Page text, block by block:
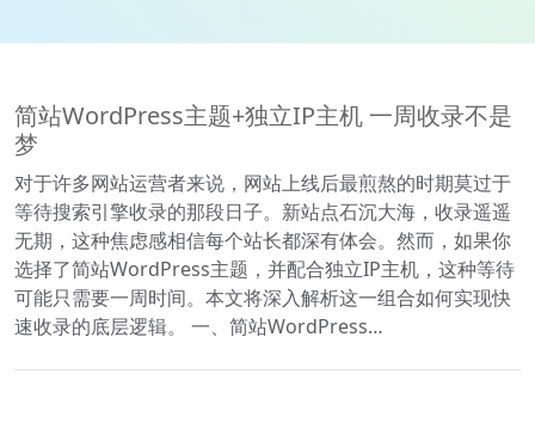
简站WordPress主题+独立IP主机 一周收录不是
梦
对于许多网站运营者来说，网站上线后最煎熬的时期莫过于
等待搜索引擎收录的那段日子。新站点石沉大海，收录遥遥
无期，这种焦虑感相信每个站长都深有体会。然而，如果你
选择了简站WordPress主题，并配合独立IP主机，这种等待
可能只需要一周时间。本文将深入解析这一组合如何实现快
速收录的底层逻辑。 一、简站WordPress…